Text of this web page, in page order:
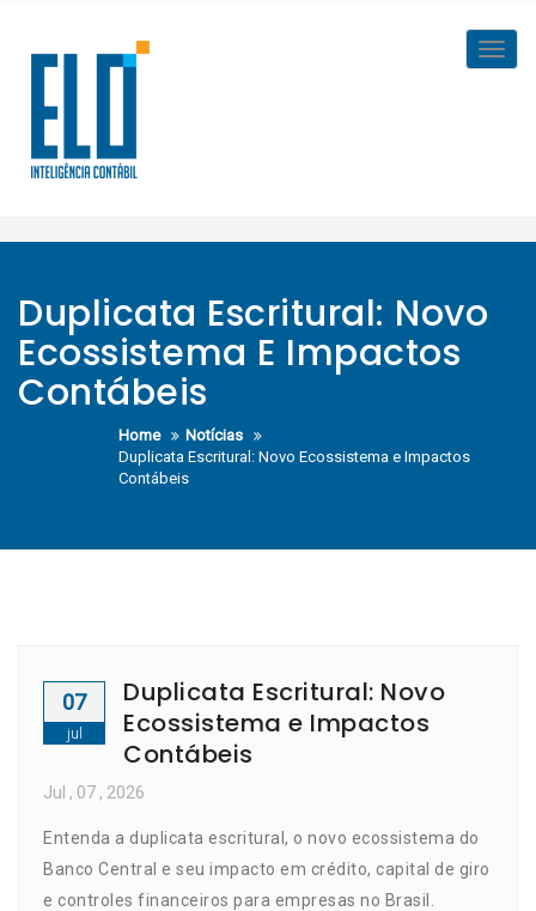
content
Duplicata Escritural: Novo
Ecossistema E Impactos
Contábeis
Home
Notícias
Duplicata Escritural: Novo Ecossistema e Impactos
Contábeis
07
jul
Duplicata Escritural: Novo
Ecossistema e Impactos
Contábeis
Jul , 07 , 2026
Entenda a duplicata escritural, o novo ecossistema do
Banco Central e seu impacto em crédito, capital de giro
e controles financeiros para empresas no Brasil.